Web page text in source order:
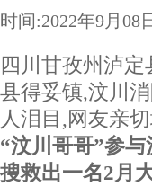
时间:2022年9月08
四川甘孜州泸
县得妥镇,汶川
人泪目,网友亲
“汶川哥哥”参
搜救出一名2月